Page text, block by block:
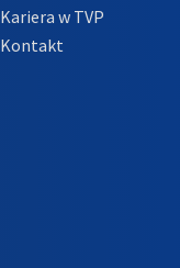
Kariera w TVP
Kontakt